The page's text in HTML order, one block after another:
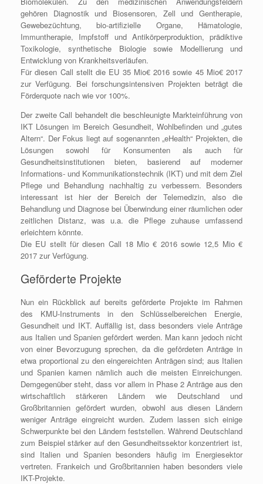
gehören Diagnostik und Biosensoren, Zell und Gentherapie,
Gewebezüchtung, bio-artifizielle Organe, Hämatologie,
Immuntherapie, Impfstoff und Antikörperproduktion, prädiktive
Toxikologie, synthetische Biologie sowie Modellierung und
Entwicklung von Krankheitsverläufen.
Für diesen Call stellt die EU 35 Mio€ 2016 sowie 45 Mio€ 2017
zur Verfügung. Bei forschungsintensiven Projekten beträgt die
Förderquote nach wie vor 100%.
Der zweite Call behandelt die beschleunigte Markteinführung von
IKT Lösungen im Bereich Gesundheit, Wohlbefinden und „gutes
Altern“. Der Fokus liegt auf sogenannten „eHealth“ Projekten, die
Lösungen sowohl für Konsumenten als auch für
Gesundheitsinstitutionen bieten, basierend auf moderner
Informations- und Kommunikationstechnik (IKT) und mit dem Ziel
Pflege und Behandlung nachhaltig zu verbessern. Besonders
interessant ist hier der Bereich der Telemedizin, also die
Behandlung und Diagnose bei Überwindung einer räumlichen oder
zeitlichen Distanz, was u.a. die Pflege zuhause umfassend
erleichtern könnte.
Die EU stellt für diesen Call 18 Mio € 2016 sowie 12,5 Mio €
2017 zur Verfügung.
Geförderte Projekte
Nun ein Rückblick auf bereits geförderte Projekte im Rahmen
des KMU-Instruments in den Schlüsselbereichen Energie,
Gesundheit und IKT. Auffällig ist, dass besonders viele Anträge
aus Italien und Spanien gefördert werden. Man kann jedoch nicht
von einer Bevorzugung sprechen, da die gefördeten Anträge in
etwa proportional zu den eingereichten Anträgen sind; aus Italien
und Spanien kamen nämlich auch die meisten Einreichungen.
Demgegenüber steht, dass vor allem in Phase 2 Anträge aus den
wirtschaftlich stärkeren Ländern wie Deutschland und
Großbritannien gefördert wurden, obwohl aus diesen Ländern
weniger Anträge eingreicht wurden. Zudem lassen sich einige
Schwerpunkte bei den Ländern feststellen. Während Deutschland
zum Beispiel stärker auf den Gesundheitssektor konzentriert ist,
sind Italien und Spanien besonders häufig im Energiesektor
vertreten. Frankeich und Großbritannien haben besonders viele
IKT-Projekte.